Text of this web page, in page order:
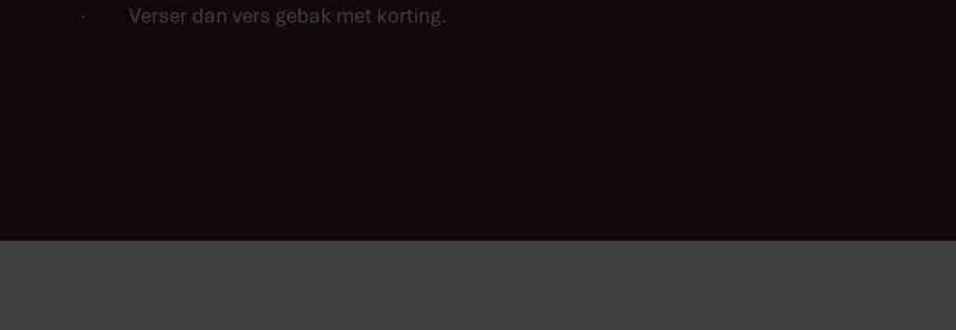
· Verser dan vers gebak met korting.